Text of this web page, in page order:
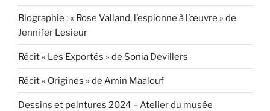
Biographie : « Rose Valland, l’espionne à l’œuvre » de
Jennifer Lesieur
Récit « Les Exportés » de Sonia Devillers
Récit « Origines » de Amin Maalouf
Dessins et peintures 2024 – Atelier du musée